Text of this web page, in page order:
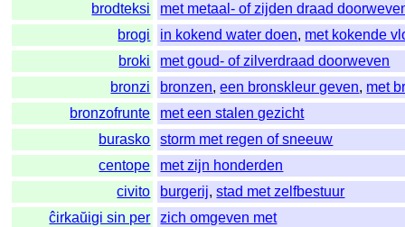
brodteksi
met metaal- of zijden draad
brogi
in kokend water doen, met kokende
broki
met goud- of zilverdraad doorweven
bronzi
bronzen,een bronskleur geven, met
bronzofrunte
met een stalen gezicht
burasko
storm met regen of sneeuw
centope
met zijn honderden
civito
burgerij,stad met zelfbestuur
ĉirkaŭigi sin per
zich omgeven met